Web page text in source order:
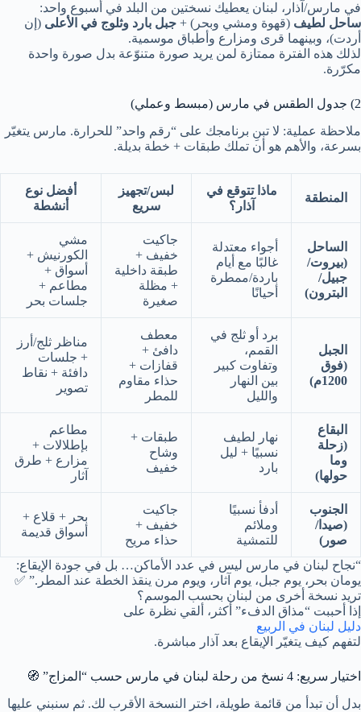
في مارس/آذار، لبنان يعطيك نسختين من البلد في أسبوع واحد:
ساحل لطيف (قهوة ومشي وبحر) + جبل بارد وثلوج في الأعلى (إن
أردت)، وبينهما قرى ومزارع وأطباق موسمية.
لذلك هذه الفترة ممتازة لمن يريد صورة متنوّعة بدل صورة واحدة
مكرّرة.
2) جدول الطقس في مارس (مبسط وعملي)
ملاحظة عملية: لا تبنِ برنامجك على “رقم واحد” للحرارة. مارس يتغيّر
بسرعة، والأهم هو أن تملك طبقات + خطة بديلة.
المنطقة
ماذا تتوقع في
آذار؟
لبس/تجهيز
سريع
أفضل نوع
أنشطة
الساحل
(بيروت/
جبيل/
البترون)
أجواء معتدلة
غالبًا مع أيام
باردة/ممطرة
أحيانًا
جاكيت
خفيف +
طبقة داخلية
+ مظلة
صغيرة
مشي
الكورنيش +
أسواق +
مطاعم +
جلسات بحر
الجبل
(فوق
1200م)
برد أو ثلج في
القمم،
وتفاوت كبير
بين النهار
والليل
معطف
دافئ +
قفازات +
حذاء مقاوم
للمطر
مناظر ثلج/أرز
+ جلسات
دافئة + نقاط
تصوير
البقاع
(زحلة
وما
حولها)
نهار لطيف
نسبيًا + ليل
بارد
طبقات +
وشاح
خفيف
مطاعم
بإطلالات +
مزارع + طرق
آثار
الجنوب
(صيدا/
صور)
أدفأ نسبيًا
وملائم
للتمشية
جاكيت
خفيف +
حذاء مريح
بحر + قلاع +
أسواق قديمة
“نجاح لبنان في مارس ليس في عدد الأماكن… بل في جودة الإيقاع:
يومان بحر، يوم جبل، يوم آثار، ويوم مرن ينقذ الخطة عند المطر.” ✅
تريد نسخة أخرى من لبنان بحسب الموسم؟
إذا أحببت “مذاق الدفء” أكثر، ألقي نظرة على
دليل لبنان في الربيع
لتفهم كيف يتغيّر الإيقاع بعد آذار مباشرة.
اختيار سريع: 4 نسخ من رحلة لبنان في مارس حسب “المزاج” 🧭
بدل أن تبدأ من قائمة طويلة، اختر النسخة الأقرب لك. ثم سنبني عليها